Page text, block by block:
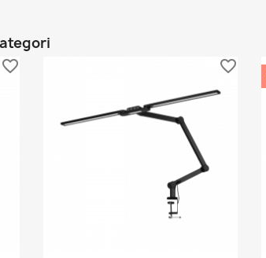
favorite_border favorite_border